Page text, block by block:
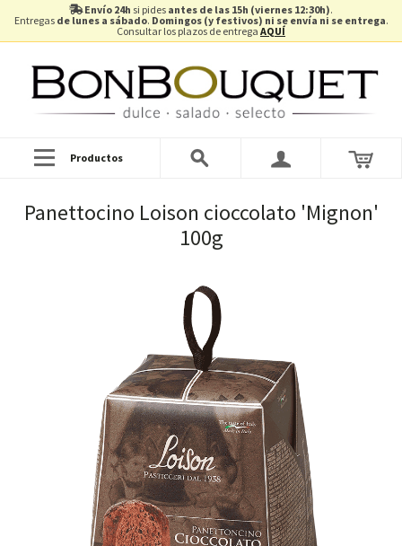
Envío 24h si pides antes de las 15h (viernes 12:30h).
Entregas de lunes a sábado. Domingos (y festivos) ni se envía ni se entrega.
Consultar los plazos de entrega AQUÍ
Productos
Panettocino Loison cioccolato 'Mignon'
100g